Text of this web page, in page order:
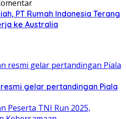
PT Rumah Indonesia Terang
ke Australia
gelar pertandingan Piala